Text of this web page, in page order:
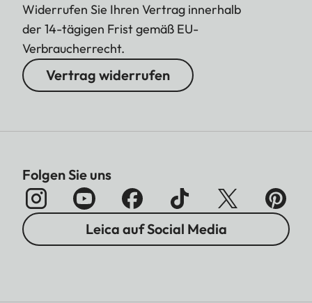
Widerrufen Sie Ihren Vertrag innerhalb
der 14-tägigen Frist gemäß EU-
Verbraucherrecht.
Vertrag widerrufen
Folgen Sie uns
Leica auf Social Media